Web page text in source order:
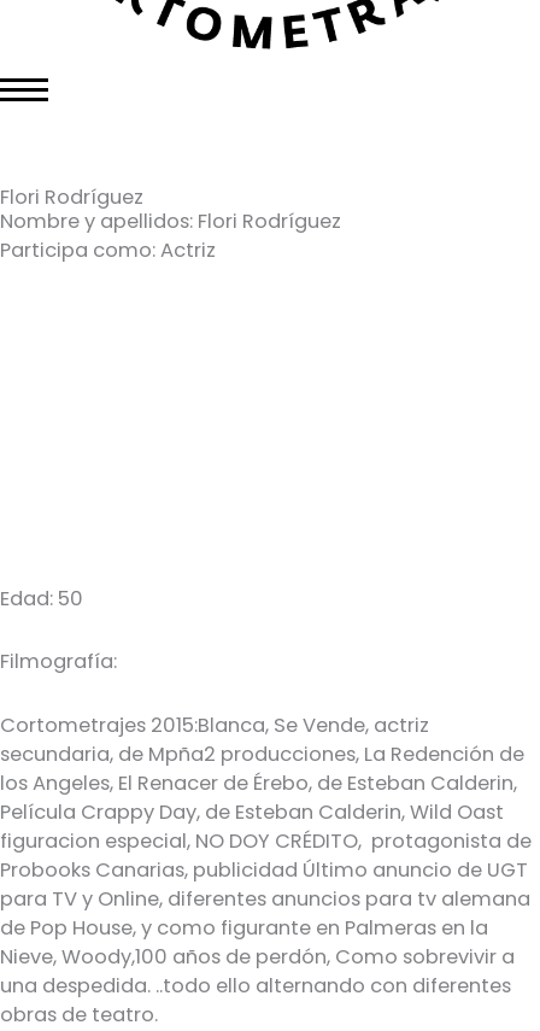
Flori Rodríguez
Nombre y apellidos: Flori Rodríguez
Participa como: Actriz
Edad: 50
Filmografía:
Cortometrajes 2015:Blanca, Se Vende, actriz
secundaria, de Mpña2 producciones, La Redención de
los Angeles, El Renacer de Érebo, de Esteban Calderin,
Película Crappy Day, de Esteban Calderin, Wild Oast
figuracion especial, NO DOY CRÉDITO, protagonista de
Probooks Canarias, publicidad Último anuncio de UGT
para TV y Online, diferentes anuncios para tv alemana
de Pop House, y como figurante en Palmeras en la
Nieve, Woody,100 años de perdón, Como sobrevivir a
una despedida. ..todo ello alternando con diferentes
obras de teatro.